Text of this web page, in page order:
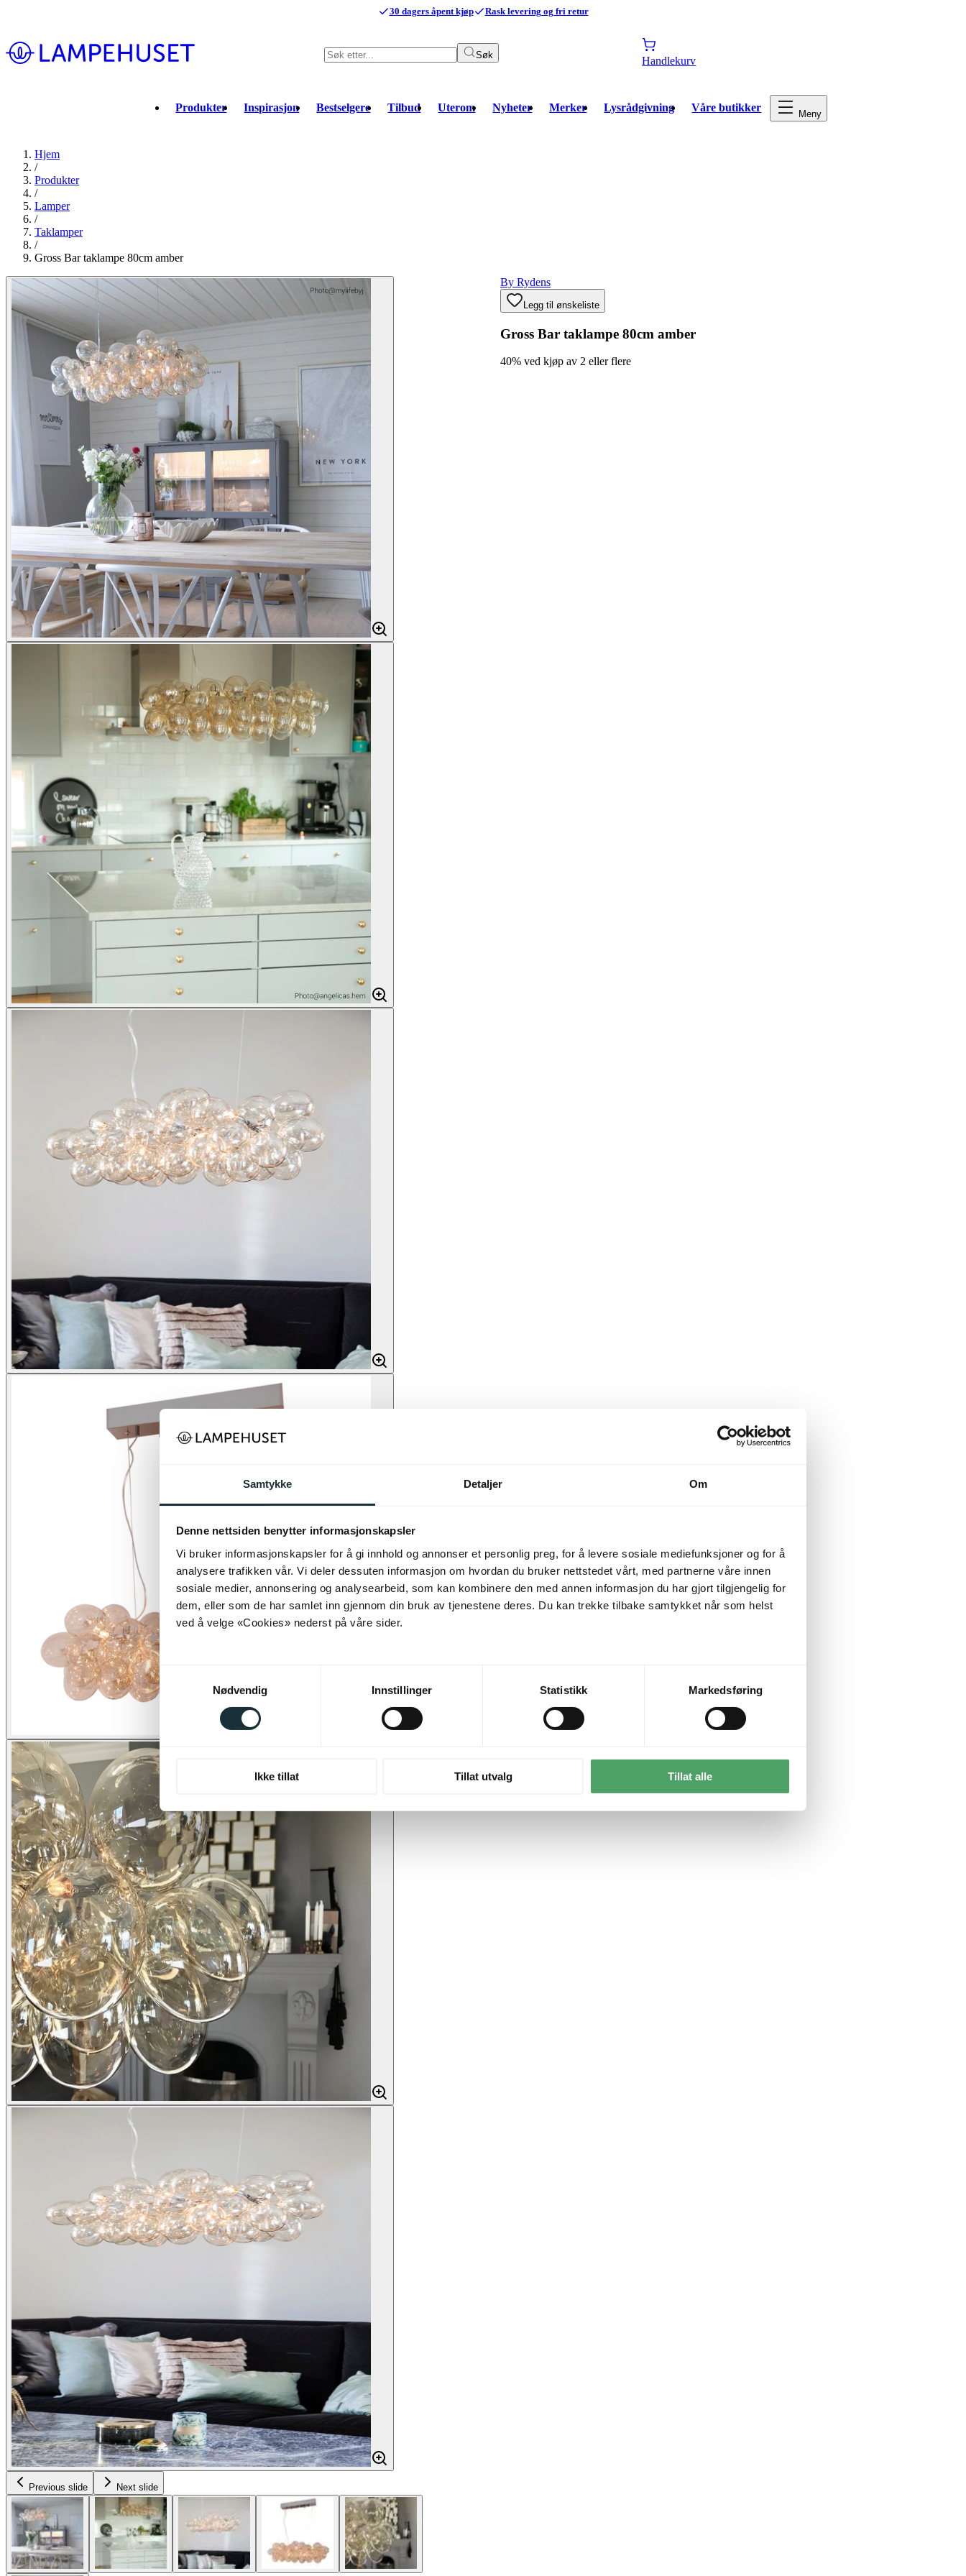
Samtykke Detaljer Om
Denne nettsiden benytter informasjonskapsler
Vi bruker informasjonskapsler for å gi innhold og annonser et personlig preg, for å levere sosiale mediefunksjoner og for å
analysere trafikken vår. Vi deler dessuten informasjon om hvordan du bruker nettstedet vårt, med partnerne våre innen
sosiale medier, annonsering og analysearbeid, som kan kombinere den med annen informasjon du har gjort tilgjengelig for
dem, eller som de har samlet inn gjennom din bruk av tjenestene deres. Du kan trekke tilbake samtykket når som helst
ved å velge «Cookies» nederst på våre sider.
Samtykkevalg
Nødvendig
Innstillinger Statistikk Markedsføring
Ikke tillat Tillat utvalg Tillat alle
30 dagers åpent kjøp Rask levering og fri retur
Søk Handlekurv
Produkter Inspirasjon Bestselgere Tilbud Uterom Nyheter Merker Lysrådgivning Våre butikker Meny
Hjem
/
Produkter
/
Lamper
/
Taklamper
/
Gross Bar taklampe 80cm amber
Previous slide Next slide
By Rydens
Legg til ønskeliste
Gross Bar taklampe 80cm amber
40% ved kjøp av 2 eller flere